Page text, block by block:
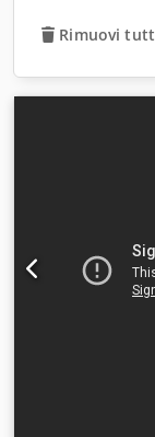
Rimuovi